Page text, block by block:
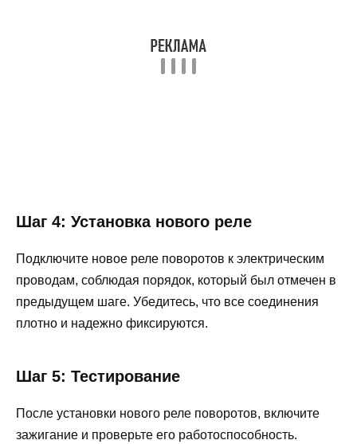
Шаг 4: Установка нового реле
Подключите новое реле поворотов к электрическим
проводам, соблюдая порядок, который был отмечен в
предыдущем шаге. Убедитесь, что все соединения
плотно и надежно фиксируются.
Шаг 5: Тестирование
После установки нового реле поворотов, включите
зажигание и проверьте его работоспособность.